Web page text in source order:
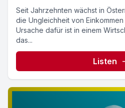
Seit Jahrzehnten wächst in
die Ungleichheit von
Ursache dafür ist in einem
das...
Listen